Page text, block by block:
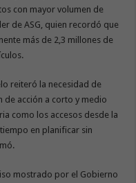
con mayor volumen de
de ASG, quien recordó que
más de 2,3 millones de
reiteró la necesidad de
de acción a corto y medio
como los accesos desde la
en planificar sin
mostrado por el Gobierno